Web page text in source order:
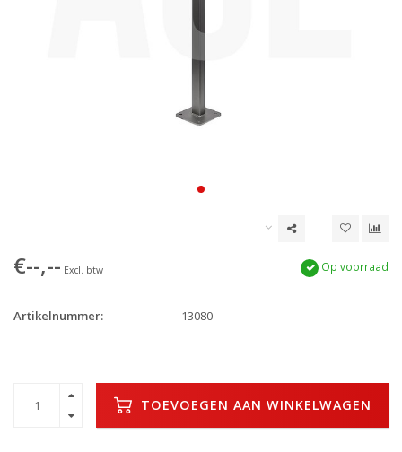
€--,-- Excl. btw Op voorraad
Artikelnummer: 13080
TOEVOEGEN AAN WINKELWAGEN